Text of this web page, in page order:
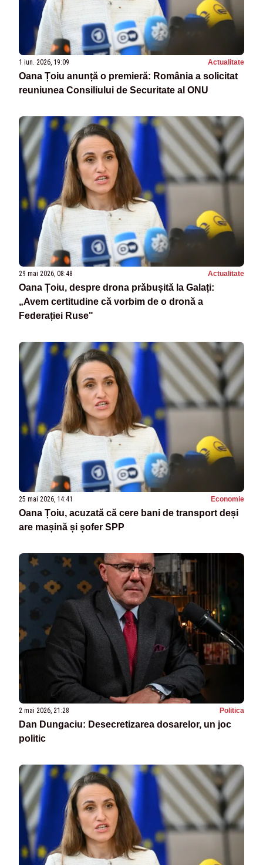
1 iun. 2026, 19:09 Actualitate
Oana Țoiu anunță o premieră: România a solicitat
reuniunea Consiliului de Securitate al ONU
29 mai 2026, 08:48 Actualitate
Oana Țoiu, despre drona prăbușită la Galați:
„Avem certitudine că vorbim de o dronă a
Federației Ruse"
25 mai 2026, 14:41 Economie
Oana Țoiu, acuzată că cere bani de transport deși
are mașină și șofer SPP
2 mai 2026, 21:28 Politica
Dan Dungaciu: Desecretizarea dosarelor, un joc
politic